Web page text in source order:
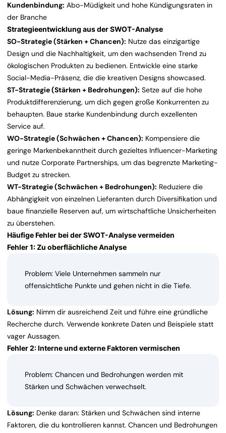
Kundenbindung: Abo-Müdigkeit und hohe Kündigungsraten in
der Branche
Strategieentwicklung aus der SWOT-Analyse
SO-Strategie (Stärken + Chancen): Nutze das einzigartige
Design und die Nachhaltigkeit, um den wachsenden Trend zu
ökologischen Produkten zu bedienen. Entwickle eine starke
Social-Media-Präsenz, die die kreativen Designs showcased.
ST-Strategie (Stärken + Bedrohungen): Setze auf die hohe
Produktdifferenzierung, um dich gegen große Konkurrenten zu
behaupten. Baue starke Kundenbindung durch exzellenten
Service auf.
WO-Strategie (Schwächen + Chancen): Kompensiere die
geringe Markenbekanntheit durch gezieltes Influencer-Marketing
und nutze Corporate Partnerships, um das begrenzte Marketing-
Budget zu strecken.
WT-Strategie (Schwächen + Bedrohungen): Reduziere die
Abhängigkeit von einzelnen Lieferanten durch Diversifikation und
baue finanzielle Reserven auf, um wirtschaftliche Unsicherheiten
zu überstehen.
Häufige Fehler bei der SWOT-Analyse vermeiden
Fehler 1: Zu oberflächliche Analyse
Problem: Viele Unternehmen sammeln nur
offensichtliche Punkte und gehen nicht in die Tiefe.
Lösung: Nimm dir ausreichend Zeit und führe eine gründliche
Recherche durch. Verwende konkrete Daten und Beispiele statt
vager Aussagen.
Fehler 2: Interne und externe Faktoren vermischen
Problem: Chancen und Bedrohungen werden mit
Stärken und Schwächen verwechselt.
Lösung: Denke daran: Stärken und Schwächen sind interne
Faktoren, die du kontrollieren kannst. Chancen und Bedrohungen